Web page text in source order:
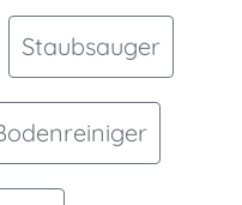
Staubsauger